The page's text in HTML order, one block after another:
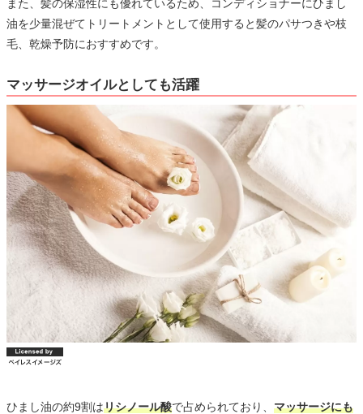
また、髪の保湿性にも優れているため、コンディショナーにひまし
油を少量混ぜてトリートメントとして使用すると髪のパサつきや枝
毛、乾燥予防におすすめです。
マッサージオイルとしても活躍
ひまし油の約9割はリシノール酸で占められており、 マッサージにも